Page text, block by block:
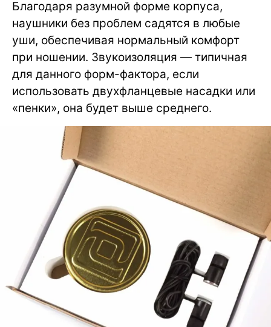
Благодаря разумной форме корпуса,
наушники без проблем садятся в любые
уши, обеспечивая нормальный комфорт
при ношении. Звукоизоляция — типичная
для данного форм-фактора, если
использовать двухфланцевые насадки или
«пенки», она будет выше среднего.